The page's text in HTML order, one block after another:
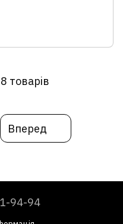
товарів
Вперед
94-94